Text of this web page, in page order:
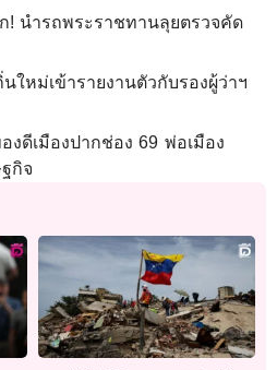
! นำรถพระราชทานลุยตรวจคัด
ใหม่เข้ารายงานตัวกับรองผู้ว่าฯ
งดีเมืองปากช่อง 69 พ่อเมือง
กิจ